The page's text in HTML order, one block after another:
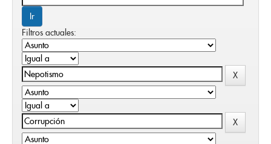
Filtros actuales: